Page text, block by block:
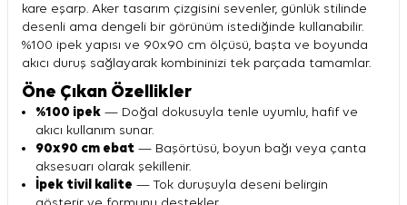
kare eşarp. Aker tasarım çizgisini sevenler, günlük stilinde
desenli ama dengeli bir görünüm istediğinde kullanabilir.
%100 ipek yapısı ve 90x90 cm ölçüsü, başta ve boyunda
akıcı duruş sağlayarak kombininizi tek parçada tamamlar.
Öne Çıkan Özellikler
%100 ipek — Doğal dokusuyla tenle uyumlu, hafif ve
akıcı kullanım sunar.
90x90 cm ebat — Başörtüsü, boyun bağı veya çanta
aksesuarı olarak şekillenir.
İpek tivil kalite — Tok duruşuyla deseni belirgin